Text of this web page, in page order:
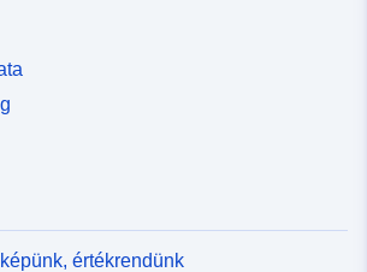
értékrendünk